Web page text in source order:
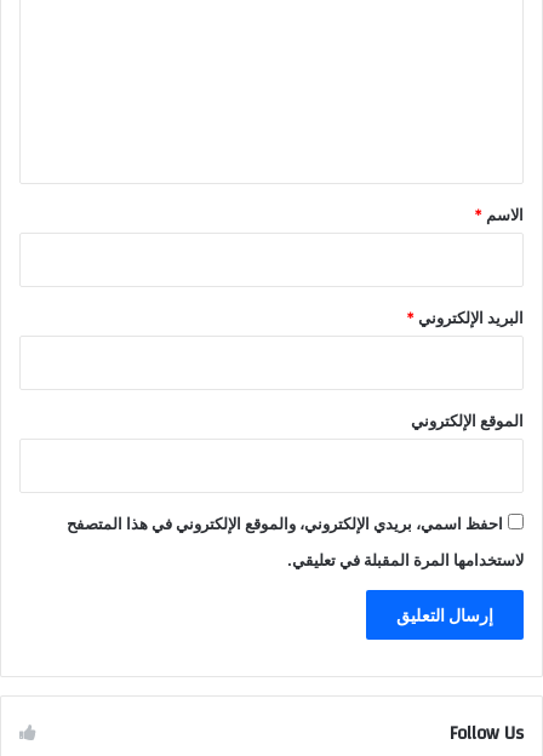
*
الاسم *
البريد الإلكتروني*
الموقع الإلكتروني
احفظ اسمي، بريدي الإلكتروني، والموقع الإلكتروني في هذا المتصفح
لاستخدامها المرة المقبلة في تعليقي.
Follow Us